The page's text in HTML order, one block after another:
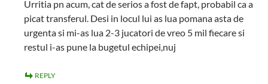
Urritia pn acum, cat de serios a fost de fapt, probabil ca a
picat transferul. Desi in locul lui as lua pomana asta de
urgenta si mi-as lua 2-3 jucatori de vreo 5 mil fiecare si
restul i-as pune la bugetul echipei,nuj
REPLY